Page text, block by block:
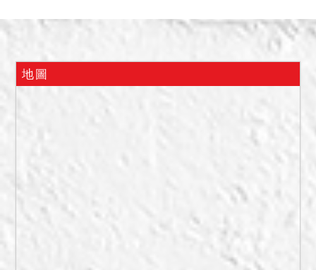
四、建物查封時，債務人不
在場，據管理員表示為債務
證，拍定點交，另共同使用
五、抵押權於拍定後塗銷。
六、建物有無積欠大樓管理
費用，應買人請自行查明。
地圖